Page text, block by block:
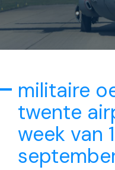
militaire
twente
week van